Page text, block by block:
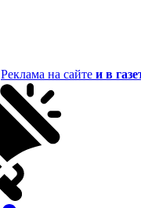
Реклама на сайте и в